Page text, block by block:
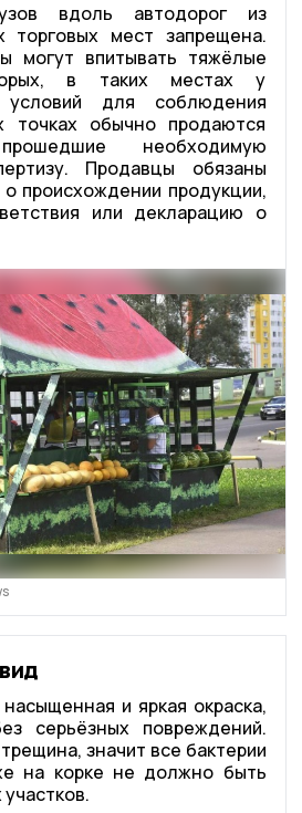
вдоль автодорог из
торговых мест запрещена.
могут впитывать тяжёлые
в таких местах у
для соблюдения
точках обычно продаются
необходимую
Продавцы обязаны
происхождении продукции,
или декларацию о
и яркая окраска,
серьёзных повреждений.
значит все бактерии
на корке не должно быть